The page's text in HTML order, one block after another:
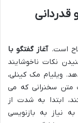
قدردانی
است.آغاز گفتگو با
نکات ناخوشایند
ویلیام مک کینلی،
متن سخنرانی که می
ابتدا به شدت از
نیاز به بازنویسی